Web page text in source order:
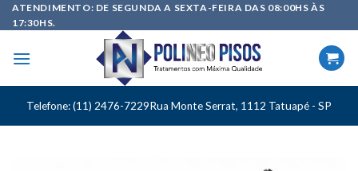
Skip
to
ATENDIMENTO: DE SEGUNDA A SEXTA-FEIRA DAS 08:00HS ÀS
17:30HS.
Telefone: (11) 2476-7229Rua Monte Serrat, 1112 Tatuapé - SP